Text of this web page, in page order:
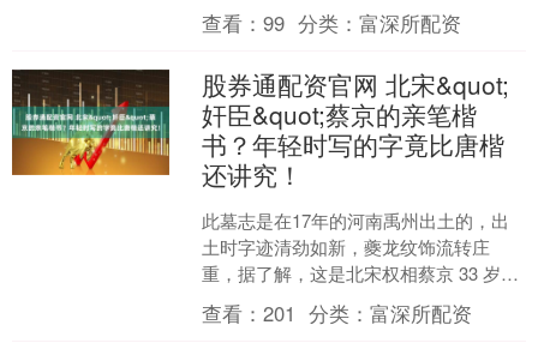
并无主观倾向性，也不是投资建议，纯
属娱乐性质。 一顿操作猛如....
查看：99 分类：富深所配资
股券通配资官网 北宋&quot;
奸臣&quot;蔡京的亲笔楷
书？年轻时写的字竟比唐楷
还讲究！
此墓志是在17年的河南禹州出土的，出
土时字迹清劲如新，夔龙纹饰流转庄
重，据了解，这是北宋权相蔡京 33 岁时
撰并书的《宋故苏氏夫人墓志铭》（简
称《苏淑墓志》）。....
查看：201 分类：富深所配资